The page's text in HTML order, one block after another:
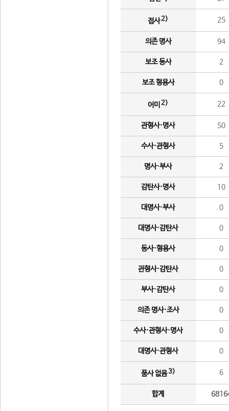
접사2) 25
의존 명사 94
보조 동사 2
보조 형용사 0
어미 2) 22
관형사·명사 50
수사·관형사 5
명사·부사 2
감탄사·명사 10
대명사·부사 0
대명사·감탄사 0
동사·형용사 0
관형사·감탄사 0
부사·감탄사 0
의존 명사·조사 0
수사·관형사·명사 0
대명사·관형사 0
품사 없음3) 6
합계